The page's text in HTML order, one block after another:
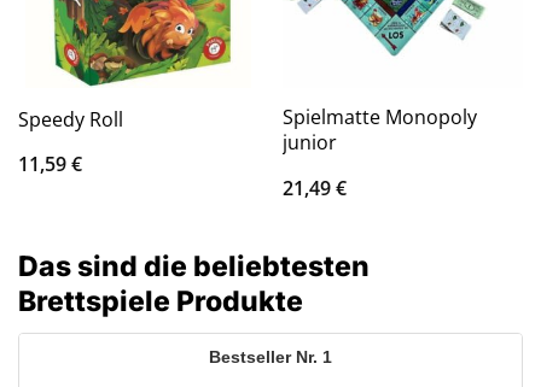
Speedy Roll
11,59€
Spielmatte Monopoly
junior
21,49€
Das sind die beliebtesten
Brettspiele Produkte
1